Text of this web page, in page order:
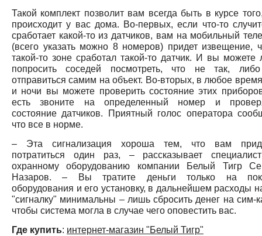
Такой комплект позволит вам всегда быть в курсе
происходит у вас дома. Во-первых, если что-то
сработает какой-то из датчиков, вам на мобильный
(всего указать можно 8 номеров) придет извещение,
такой-то зоне сработал такой-то датчик. И вы можете
попросить соседей посмотреть, что не так,
отправиться самим на объект. Во-вторых, в любое
и ночи вы можете проверить состояние этих
есть звоните на определенный номер и
состояние датчиков. Приятный голос оператора
что все в норме.
– Эта сигнализация хороша тем, что вам
потратиться один раз, – рассказывает
охранному оборудованию компании Белый Тигр
Назаров. – Вы тратите деньги только на
оборудования и его установку, в дальнейшем расходы
"сигналку" минимальны – лишь сбросить денег на сим-
чтобы система могла в случае чего оповестить вас.
Где купить: интернет-магазин "Белый Тигр"